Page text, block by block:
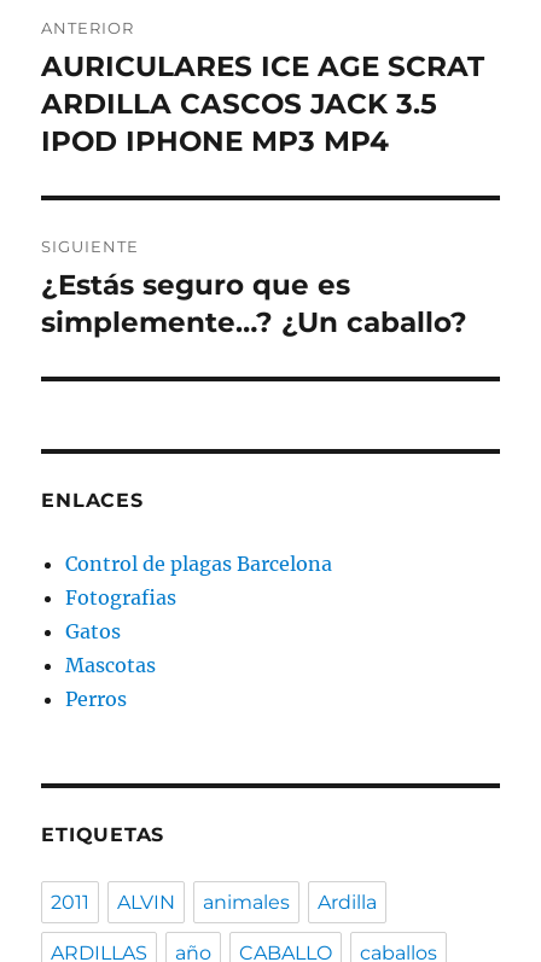
de
entradas
ANTERIOR
Entrada
anterior:
AURICULARES ICE AGE SCRAT
ARDILLA CASCOS JACK 3.5
IPOD IPHONE MP3 MP4
SIGUIENTE
Entrada
siguiente:
¿Estás seguro que es
simplemente…? ¿Un caballo?
ENLACES
Control de plagas Barcelona
Fotografias
Gatos
Mascotas
Perros
ETIQUETAS
2011 ALVIN animales Ardilla
ARDILLAS año CABALLO caballos